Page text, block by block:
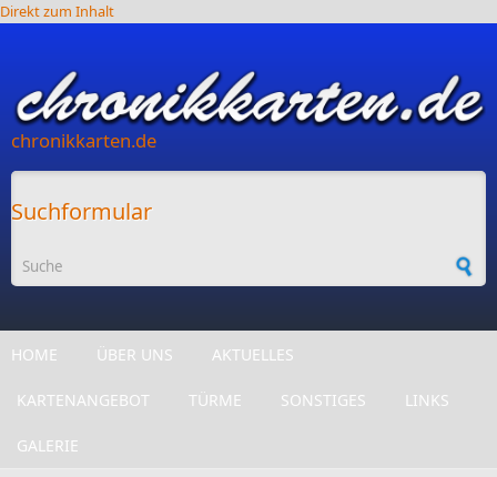
Direkt zum Inhalt
chronikkarten.de
Suchformular
HOME ÜBER UNS AKTUELLES
KARTENANGEBOT TÜRME SONSTIGES LINKS
GALERIE